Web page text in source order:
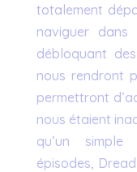
totalement
naviguer dans
débloquant
nous rendront
permettront
nous étaient
qu’un simple
épisodes,